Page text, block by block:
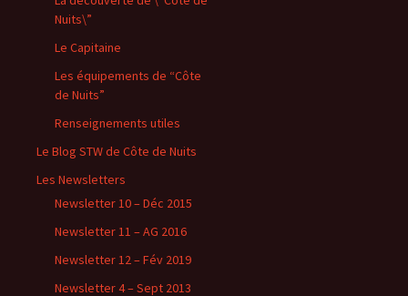
Nuits\”
Le Capitaine
Les équipements de “Côte
de Nuits”
Renseignements utiles
Le Blog STW de Côte de Nuits
Les Newsletters
Newsletter 10 – Déc 2015
Newsletter 11 – AG 2016
Newsletter 12 – Fév 2019
Newsletter 4 – Sept 2013